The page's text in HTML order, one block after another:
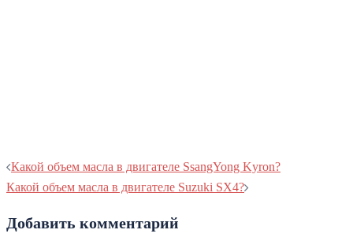
Навигация
записи
Какой объем масла в двигателе SsangYong Kyron?
Какой объем масла в двигателе Suzuki SX4?
Добавить комментарий